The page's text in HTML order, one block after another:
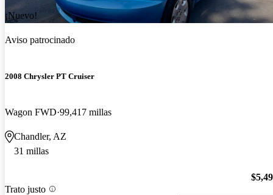
¡Nuevo!
Aviso patrocinado
2008 Chrysler PT Cruiser
Wagon FWD 99,417 millas
Chandler, AZ
31 millas
Trato justo